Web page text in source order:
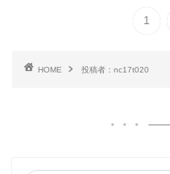
1
HOME 投稿者：nc17t020